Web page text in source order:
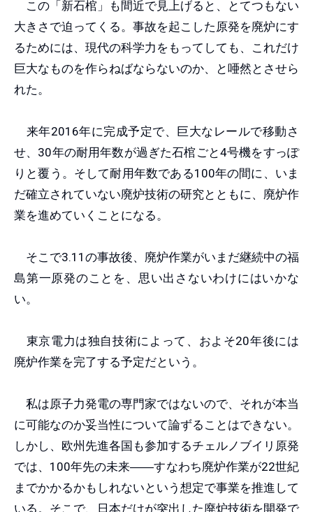
この「新石棺」も間近で見上げると、とてつもない
大きさで迫ってくる。事故を起こした原発を廃炉にす
るためには、現代の科学力をもってしても、これだけ
巨大なものを作らねばならないのか、と唖然とさせら
れた。
来年2016年に完成予定で、巨大なレールで移動さ
せ、30年の耐用年数が過ぎた石棺ごと4号機をすっぽ
りと覆う。そして耐用年数である100年の間に、いま
だ確立されていない廃炉技術の研究とともに、廃炉作
業を進めていくことになる。
そこで3.11の事故後、廃炉作業がいまだ継続中の福
島第一原発のことを、思い出さないわけにはいかな
い。
東京電力は独自技術によって、およそ20年後には
廃炉作業を完了する予定だという。
私は原子力発電の専門家ではないので、それが本当
に可能なのか妥当性について論ずることはできない。
しかし、欧州先進各国も参加するチェルノブイリ原発
では、100年先の未来――すなわち廃炉作業が22世紀
までかかるかもしれないという想定で事業を推進して
いる。そこで、日本だけが突出した廃炉技術を開発で